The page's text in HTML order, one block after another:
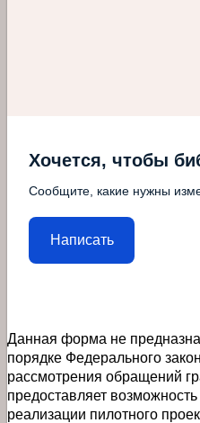
Хочется, чтобы
Сообщите, какие нужны
Написать
Данная форма не
порядке Федерального
рассмотрения обращений
предоставляет
реализации пилотного